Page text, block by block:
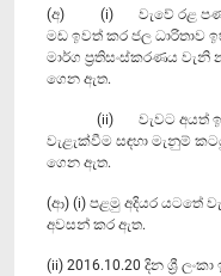
(අ) (i) වැවේ රළ පණාව
මඩ ඉවත් කර ජල ධාරිතාව
මාර්ග ප්‍රතිසංස්කරණය වැනි
ගෙන ඇත.
(ii) වැවට අයත් ඉඩම්
වැළැක්වීම සඳහා මැනුම්
ගෙන ඇත.
(ආ) (i) පළමු අදියර යටතේ
අවසන් කර ඇත.
(ii) 2016.10.20 දින ශ්‍රී